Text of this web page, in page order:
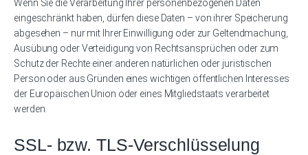
Wenn Sie die Verarbeitung Ihrer personenbezogenen Daten
eingeschränkt haben, dürfen diese Daten – von ihrer Speicherung
abgesehen – nur mit Ihrer Einwilligung oder zur Geltendmachung,
Ausübung oder Verteidigung von Rechtsansprüchen oder zum
Schutz der Rechte einer anderen natürlichen oder juristischen
Person oder aus Gründen eines wichtigen öffentlichen Interesses
der Europäischen Union oder eines Mitgliedstaats verarbeitet
werden.
SSL- bzw. TLS-Verschlüsselung